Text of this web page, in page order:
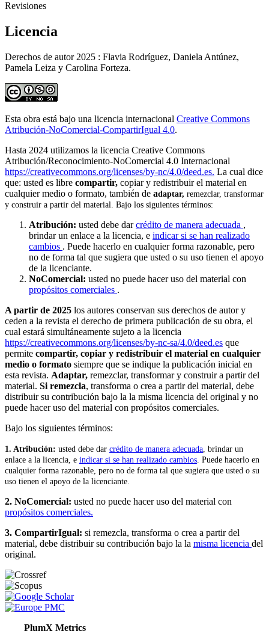
Revisiones
Licencia
Derechos de autor 2025 : Flavia Rodríguez, Daniela Antúnez,
Pamela Leiza y Carolina Forteza.
Esta obra está bajo una licencia internacional Creative Commons
Atribución-NoComercial-CompartirIgual 4.0.
Hasta 2024 utilizamos la licencia Creative Commons
Atribución/Reconocimiento-NoComercial 4.0 Internacional
https://creativecommons.org/licenses/by-nc/4.0/deed.es. La cual dice
que: usted es libre compartir, copiar y redistribuir el material en
cualquier medio o formato, también de adaptar, remezclar, transformar
y construir a partir del material. Bajo los siguientes términos:
Atribución: usted debe darcrédito de manera adecuada ,
brindar un enlace a la licencia, e indicar si se han realizado
cambios . Puede hacerlo en cualquier forma razonable, pero
no de forma tal que sugiera que usted o su uso tienen el apoyo
de la licenciante.
NoComercial: usted no puede hacer uso del material con
propósitos comerciales .
A partir de 2025 los autores conservan sus derechos de autor y
ceden a la revista el derecho de primera publicación de su obra, el
cual estará simultáneamente sujeto a la licencia
https://creativecommons.org/licenses/by-nc-sa/4.0/deed.es que
permite compartir, copiar y redistribuir el material en cualquier
medio o formato siempre que se indique la publicación inicial en
esta revista. Adaptar, remezclar, transformar y construir a partir del
material. Si remezcla, transforma o crea a partir del material, debe
distribuir su contribución bajo la la misma licencia del original y no
puede hacer uso del material con propósitos comerciales.
Bajo los siguientes términos:
1. Atribución: usted debe dar crédito de manera adecuada , brindar un
enlace a la licencia, e indicar si se han realizado cambios . Puede hacerlo en
cualquier forma razonable, pero no de forma tal que sugiera que usted o su
uso tienen el apoyo de la licenciante.
2. NoComercial: usted no puede hacer uso del material con
propósitos comerciales.
3. CompartirIgual: si remezcla, transforma o crea a partir del
material, debe distribuir su contribución bajo la la misma licencia del
original.
PlumX Metrics